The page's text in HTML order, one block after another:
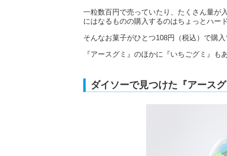
一粒数百円で売っていたり、たくさん量が
にはなるものの購入するのはちょっとハー
そんなお菓子がひとつ108円（税込）で購
『アースグミ』のほかに『いちごグミ』も
ダイソーで見つけた『アース